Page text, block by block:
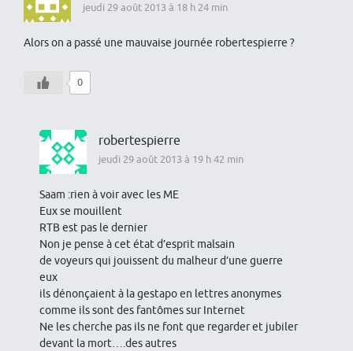
jeudi 29 août 2013 à 18 h 24 min
Alors on a passé une mauvaise journée robertespierre ?
0
robertespierre
jeudi 29 août 2013 à 19 h 42 min
Saam :rien à voir avec les ME
Eux se mouillent
RTB est pas le dernier
Non je pense à cet état d’esprit malsain
de voyeurs qui jouissent du malheur d’une guerre
eux
ils dénonçaient à la gestapo en lettres anonymes
comme ils sont des fantômes sur Internet
Ne les cherche pas ils ne font que regarder et jubiler
devant la mort….des autres